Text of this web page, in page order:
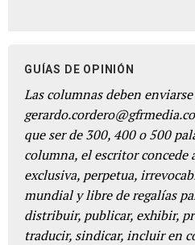
GUÍAS DE OPINIÓN
Las columnas deben
que ser de 300, 400 o 500
columna, el escritor concede
exclusiva, perpetua,
mundial y libre de regalías
distribuir, publicar, exhibir,
traducir, sindicar, incluir en